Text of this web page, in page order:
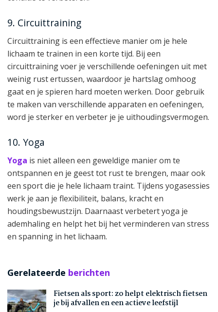
9. Circuittraining
Circuittraining is een effectieve manier om je hele
lichaam te trainen in een korte tijd. Bij een
circuittraining voer je verschillende oefeningen uit met
weinig rust ertussen, waardoor je hartslag omhoog
gaat en je spieren hard moeten werken. Door gebruik
te maken van verschillende apparaten en oefeningen,
word je sterker en verbeter je je uithoudingsvermogen.
10. Yoga
Yoga is niet alleen een geweldige manier om te
ontspannen en je geest tot rust te brengen, maar ook
een sport die je hele lichaam traint. Tijdens yogasessies
werk je aan je flexibiliteit, balans, kracht en
houdingsbewustzijn. Daarnaast verbetert yoga je
ademhaling en helpt het bij het verminderen van stress
en spanning in het lichaam.
Gerelateerde berichten
Fietsen als sport: zo helpt elektrisch fietsen
je bij afvallen en een actieve leefstijl